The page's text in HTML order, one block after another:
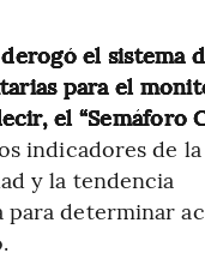
el sistema
para el
el “Semáforo
indicadores de
y la tendencia
determinar